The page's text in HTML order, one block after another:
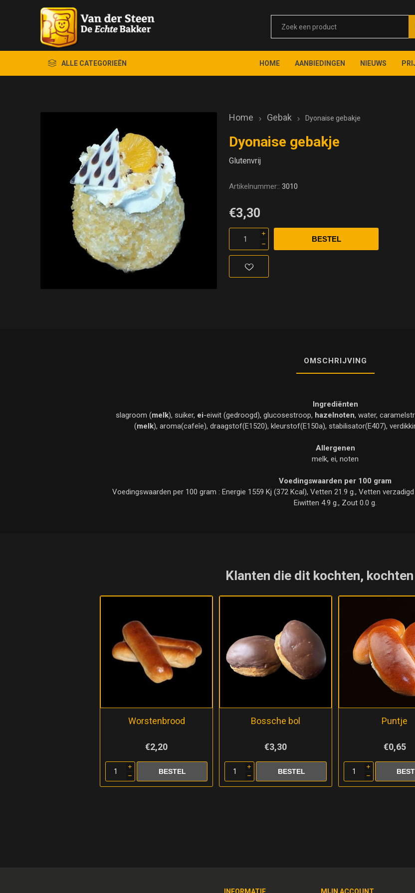
ALLE CATEGORIEËN HOME AANBIEDINGEN NIEUWS
Home Gebak Dyonaise gebakje
Dyonaise gebakje
Glutenvrij
Artikelnummer:: 3010
€3,30
i
h
OMSCHRIJVING
Ingrediënten
slagroom (melk), suiker, ei-eiwit (gedroogd), glucosestroop, hazelnoten, water,
(melk), aroma(cafeîe), draagstof(E1520), kleurstof(E150a), stabilisator(E407),
Allergenen
melk, ei, noten
Voedingswaarden per 100 gram
Voedingswaarden per 100 gram : Energie 1559 Kj (372 Kcal), Vetten 21.9 g., Vetten
Eiwitten 4.9 g., Zout 0.0 g.
Klanten die dit kochten,
Worstenbrood
€2,20
i
h
Bossche bol
€3,30
i
h
Puntje
€0,65
i
h
INFORMATIE MIJN ACCOUNT